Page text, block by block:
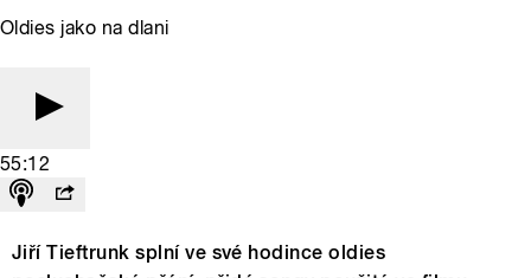
Oldies jako na dlani
55:12
Jiří Tieftrunk splní ve své hodince oldies